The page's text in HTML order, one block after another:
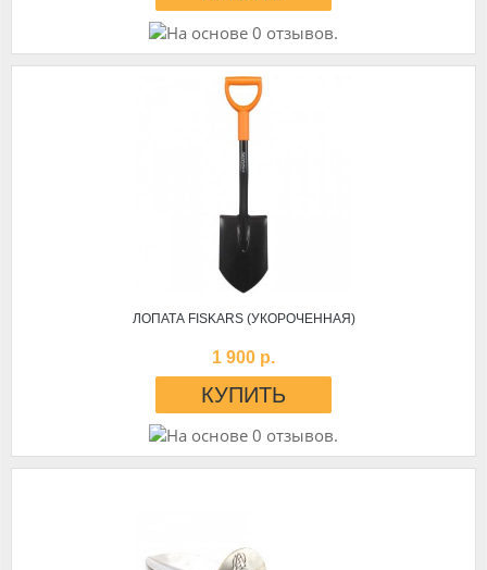
ЛОПАТА FISKARS (УКОРОЧЕННАЯ)
1 900 р.